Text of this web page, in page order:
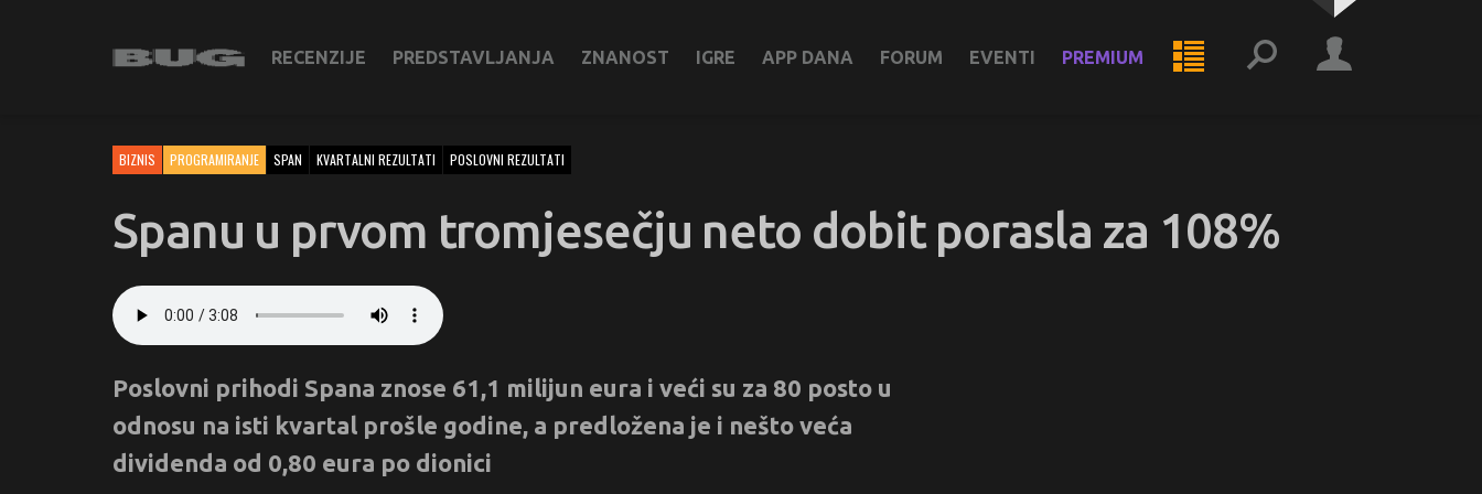
RECENZIJE PREDSTAVLJANJA ZNANOST IGRE APP DANA FORUM EVENTI PREMIUM
BIZNIS PROGRAMIRANJE SPAN KVARTALNI REZULTATI POSLOVNI REZULTATI
Spanu u prvom tromjesečju neto dobit porasla za 108%
Poslovni prihodi Spana znose 61,1 milijun eura i veći su za 80 posto u
odnosu na isti kvartal prošle godine, a predložena je i nešto veća
dividenda od 0,80 eura po dionici